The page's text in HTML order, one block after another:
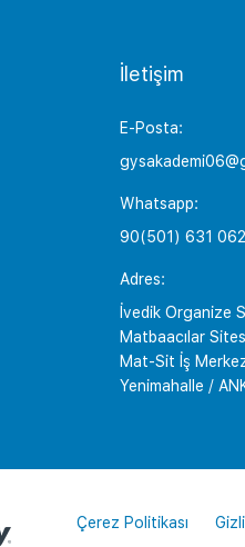
İletişim
E-Posta:
Whatsapp:
90(501) 631
Adres:
İvedik Organize
Matbaacılar
Mat-Sit İş
Yenimahalle /
Çerez Politikası